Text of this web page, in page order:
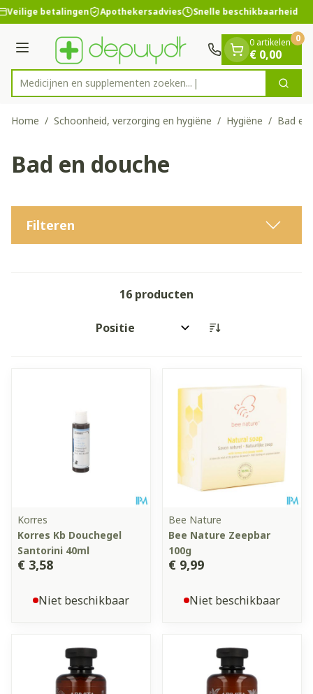
Ga naar de inhoud
1 van 1
Veilige betalingen Apothekersadvies Snelle beschikbaarheid
Menu
Product, merk, categorie...
Medicijnen en supplementen zoeken... Zoek
0 artikelen
€ 0,00
0
Home / Schoonheid, verzorging en hygiëne / Hygiëne / Bad en
Bad en douche
Filteren
16 producten
Sorteer op:
Korres
Korres Kb Douchegel
Santorini 40ml
€ 3,58
Niet beschikbaar
Bee Nature
Bee Nature Zeepbar
100g
€ 9,99
Niet beschikbaar